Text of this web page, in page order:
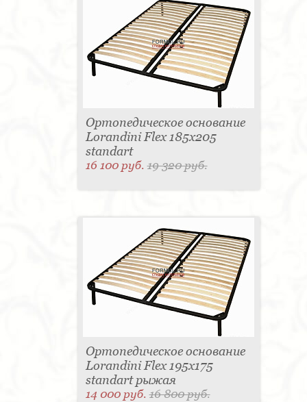
Ортопедическое основание
Lorandini Flex 185x205
standart
16 100 руб.19 320 руб.
Ортопедическое основание
Lorandini Flex 195x175
standart рыжая
14 000 руб.16 800 руб.